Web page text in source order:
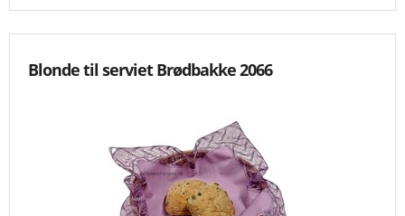
Blonde til serviet Brødbakke 2066